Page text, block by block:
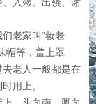
老家叫“妆老
帽等，盖上罩
老人一般都是在
用上。